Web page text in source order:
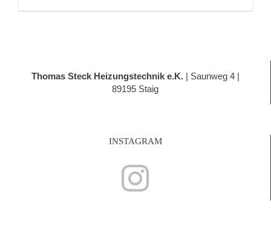
Thomas Steck Heizungstechnik e.K. | Saunweg 4 |
89195 Staig
INSTAGRAM